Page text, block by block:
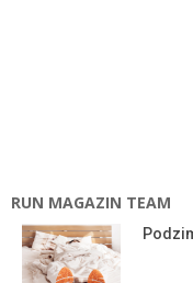
RUN MAGAZIN TEAM